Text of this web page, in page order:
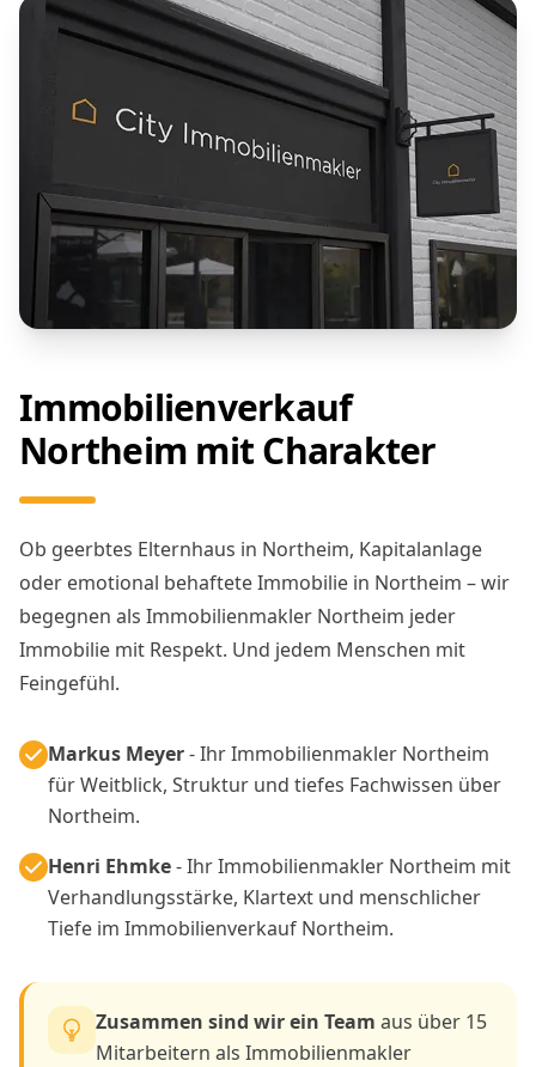
Immobilienverkauf
Northeim mit Charakter
Ob geerbtes Elternhaus in Northeim, Kapitalanlage
oder emotional behaftete Immobilie in Northeim – wir
begegnen als Immobilienmakler Northeim jeder
Immobilie mit Respekt. Und jedem Menschen mit
Feingefühl.
Markus Meyer- Ihr Immobilienmakler Northeim
für Weitblick, Struktur und tiefes Fachwissen über
Northeim.
Henri Ehmke- Ihr Immobilienmakler Northeim mit
Verhandlungsstärke, Klartext und menschlicher
Tiefe im Immobilienverkauf Northeim.
Zusammen sind wir ein Team aus über 15
Mitarbeitern als Immobilienmakler